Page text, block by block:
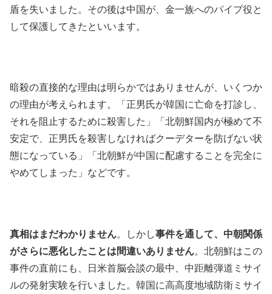
盾を失いました。その後は中国が、金一族へのパイプ役と
して保護してきたといいます。
暗殺の直接的な理由は明らかではありませんが、いくつか
の理由が考えられます。「正男氏が韓国に亡命を打診し、
それを阻止するために殺害した」「北朝鮮国内が極めて不
安定で、正男氏を殺害しなければクーデターを防げない状
態になっている」「北朝鮮が中国に配慮することを完全に
やめてしまった」などです。
真相はまだわかりません。しかし事件を通して、中朝関係
がさらに悪化したことは間違いありません。北朝鮮はこの
事件の直前にも、日米首脳会談の最中、中距離弾道ミサイ
ルの発射実験を行いました。韓国に高高度地域防衛ミサイ